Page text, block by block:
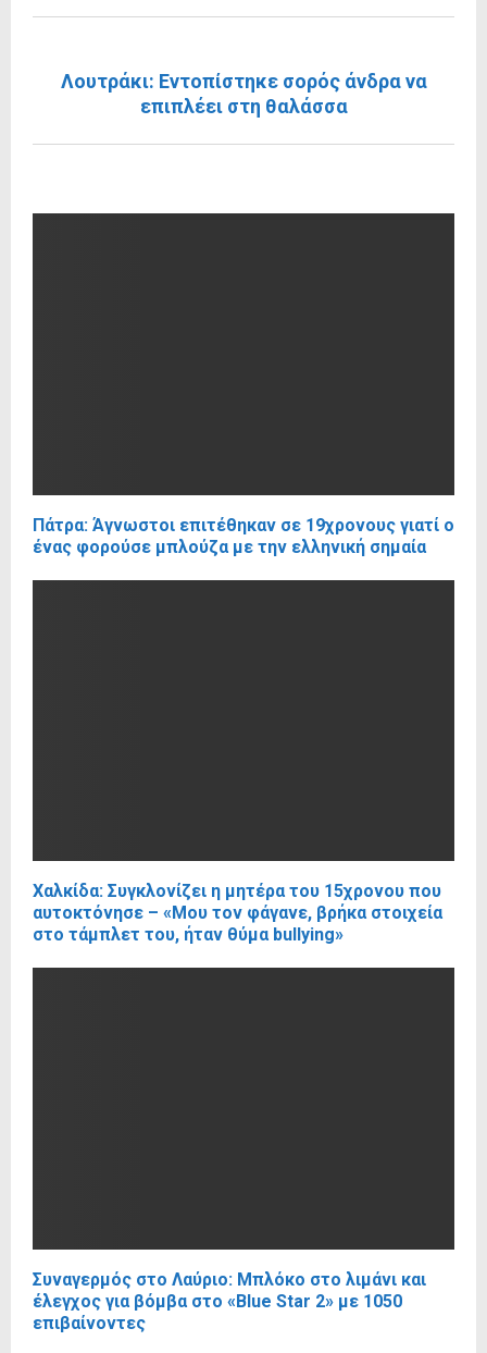
Λουτράκι: Εντοπίστηκε σορός άνδρα να
επιπλέει στη θαλάσσα
Πάτρα: Άγνωστοι επιτέθηκαν σε 19χρονους γιατί ο
ένας φορούσε μπλούζα με την ελληνική σημαία
Χαλκίδα: Συγκλονίζει η μητέρα του 15χρονου που
αυτοκτόνησε – «Μου τον φάγανε, βρήκα στοιχεία
στο τάμπλετ του, ήταν θύμα bullying»
Συναγερμός στο Λαύριο: Μπλόκο στο λιμάνι και
έλεγχος για βόμβα στο «Blue Star 2» με 1050
επιβαίνοντες